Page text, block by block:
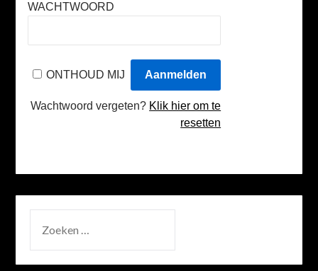
WACHTWOORD
ONTHOUD MIJ
Wachtwoord vergeten? Klik hier om te
resetten
NAAR: